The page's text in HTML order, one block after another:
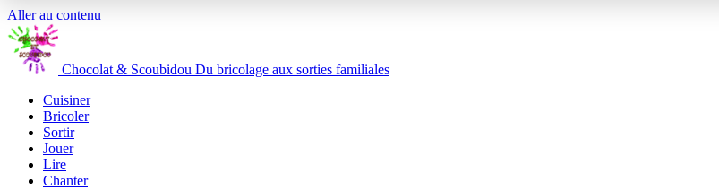
Aller au contenu
Chocolat & Scoubidou Du bricolage aux sorties familiales
Cuisiner
Bricoler
Sortir
Jouer
Lire
Chanter